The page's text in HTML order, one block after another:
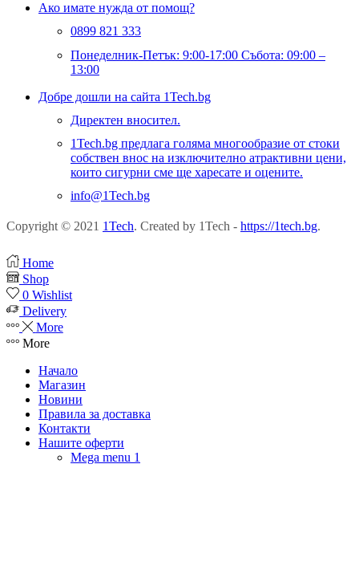
Ако имате нужда от помощ?
0899 821 333
Понеделник-Петък: 9:00-17:00 Събота: 09:00 –
13:00
Добре дошли на сайта 1Tech.bg
Директен вносител.
1Tech.bg предлага голяма многообразие от стоки
собствен внос на изключително атрактивни цени,
които сигурни сме ще харесате и оцените.
info@1Tech.bg
Copyright © 2021 1Tech. Created by 1Tech - https://1tech.bg.
Home
Shop
0 Wishlist
Delivery
More
More
Начало
Магазин
Новини
Правила за доставка
Контакти
Нашите оферти
Mega menu 1